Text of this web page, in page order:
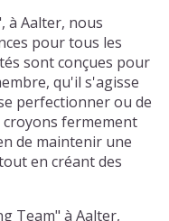
à Aalter, nous
pour tous les
sont conçues pour
qu'il s'agisse
perfectionner ou de
fermement
de maintenir une
en créant des
Team" à Aalter,